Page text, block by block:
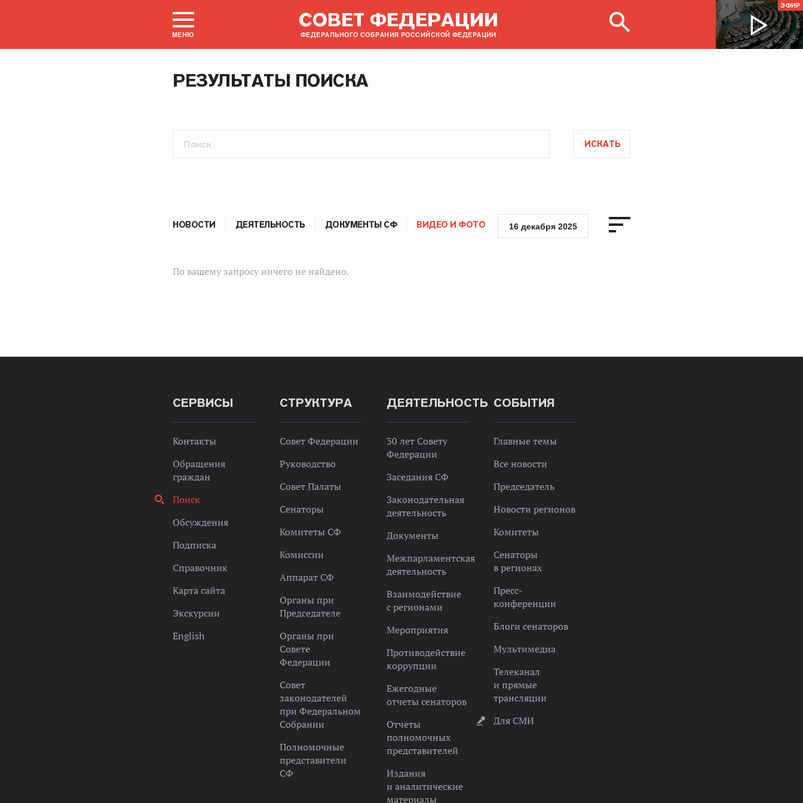
МЕНЮ
СОВЕТ ФЕДЕРАЦИИ
ФЕДЕРАЛЬНОГО СОБРАНИЯ РОССИЙСКОЙ ФЕДЕРАЦИИ
ЭФИР
РЕЗУЛЬТАТЫ ПОИСКА
ИСКАТЬ
НОВОСТИ ДЕЯТЕЛЬНОСТЬ ДОКУМЕНТЫ СФ ВИДЕО И ФОТО 16 декабря 2025
По вашему запросу ничего не найдено.
СЕРВИСЫ
Контакты
Обращения
граждан
Поиск
Обсуждения
Подписка
Справочник
Карта сайта
Экскурсии
English
СТРУКТУРА
Совет Федерации
Руководство
Совет Палаты
Сенаторы
Комитеты СФ
Комиссии
Аппарат СФ
Органы при
Председателе
Органы при
Совете
Федерации
Совет
законодателей
при Федеральном
Собрании
Полномочные
представители
СФ
ДЕЯТЕЛЬНОСТЬ
30 лет Совету
Федерации
Заседания СФ
Законодательная
деятельность
Документы
Межпарламентская
деятельность
Взаимодействие
с регионами
Мероприятия
Противодействие
коррупции
Ежегодные
отчеты сенаторов
Отчеты
полномочных
представителей
Издания
и аналитические
материалы
СОБЫТИЯ
Главные темы
Все новости
Председатель
Новости регионов
Комитеты
Сенаторы
в регионах
Пресс-
конференции
Блоги сенаторов
Мультимедиа
Телеканал
и прямые
трансляции
Для СМИ